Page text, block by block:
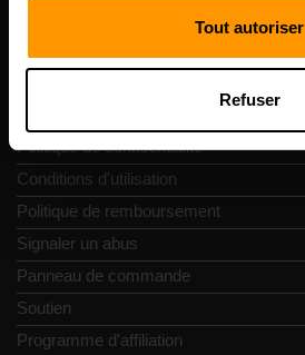
Tout autoriser
Refuser
Navigation rapide
Politique de confidentialité
Conditions d'utilisation
Politique de remboursement
Signaler un abus
Panneau de commande
Soutien
Programme d'affiliation